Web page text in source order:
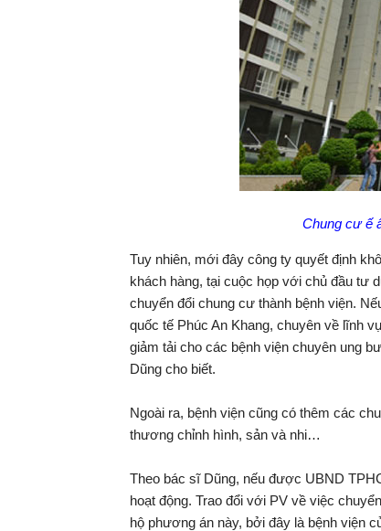
Chung cư ế
Tuy nhiên, mới đây công ty quyết định
khách hàng, tại cuộc họp với chủ đầu tư
chuyển đổi chung cư thành bệnh viện.
quốc tế Phúc An Khang, chuyên về lĩnh
giảm tải cho các bệnh viện chuyên ung
Dũng cho biết.
Ngoài ra, bệnh viện cũng có thêm các
thương chỉnh hình, sản và nhi…
Theo bác sĩ Dũng, nếu được UBND
hoạt động. Trao đổi với PV về việc
hộ phương án này, bởi đây là bệnh viện